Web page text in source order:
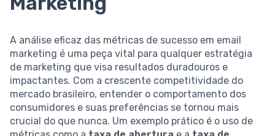
A análise eficaz das métricas de sucesso em email
marketing é uma peça vital para qualquer estratégia
de marketing que visa resultados duradouros e
impactantes. Com a crescente competitividade do
mercado brasileiro, entender o comportamento dos
consumidores e suas preferências se tornou mais
crucial do que nunca. Um exemplo prático é o uso de